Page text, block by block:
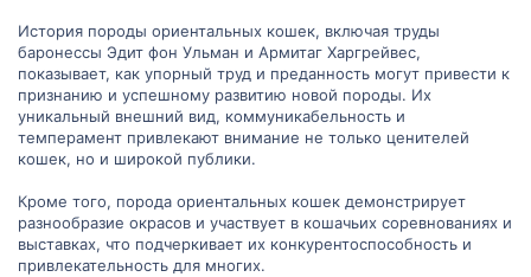
История породы ориентальных кошек, включая труды
баронессы Эдит фон Ульман и Армитаг Харгрейвес,
показывает, как упорный труд и преданность могут привести к
признанию и успешному развитию новой породы. Их
уникальный внешний вид, коммуникабельность и
темперамент привлекают внимание не только ценителей
кошек, но и широкой публики.
Кроме того, порода ориентальных кошек демонстрирует
разнообразие окрасов и участвует в кошачьих соревнованиях и
выставках, что подчеркивает их конкурентоспособность и
привлекательность для многих.